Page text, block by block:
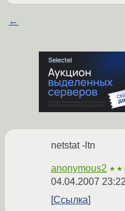
←
netstat -ltn
anonymous2
04.04.2007
Ссылка